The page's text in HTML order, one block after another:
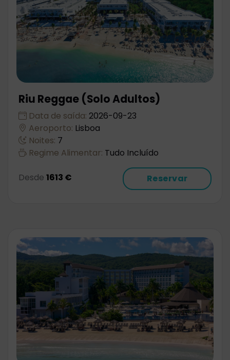
Riu Reggae (Solo Adultos)
Data de saída: 2026-09-23
Aeroporto: Lisboa
Noites: 7
Regime Alimentar: Tudo Incluído
Desde 1613 € Reservar